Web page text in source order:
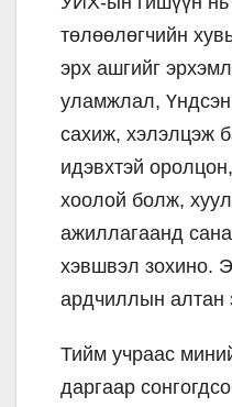
төлөөлөгчийн
эрх ашгийг
уламжлал,
сахиж, хэлэлцэж
идэвхтэй
хоолой болж,
ажиллагаанд
хэвшвэл зохино.
ардчиллын алтан
Тийм учраас
даргаар